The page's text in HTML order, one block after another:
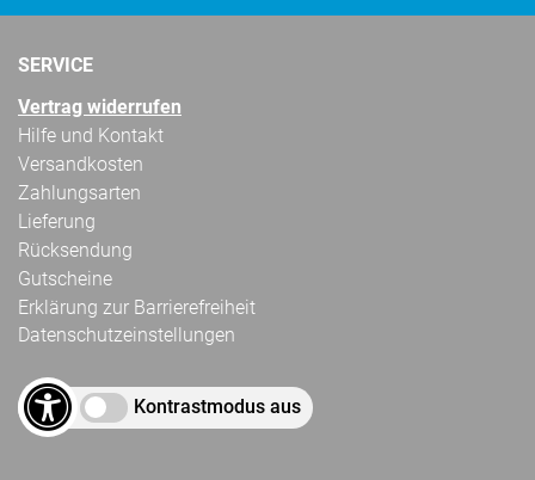
SERVICE
Vertrag widerrufen
Hilfe und Kontakt
Versandkosten
Zahlungsarten
Lieferung
Rücksendung
Gutscheine
Erklärung zur Barrierefreiheit
Datenschutzeinstellungen
Kontrastmodus aus